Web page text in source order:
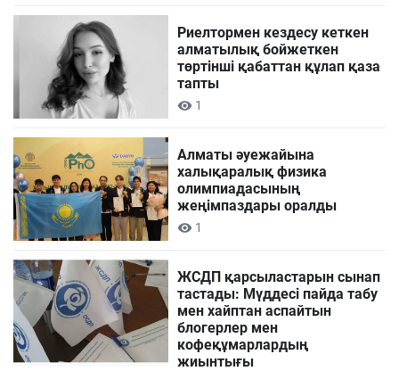
Риелтормен кездесу кеткен
алматылық бойжеткен
төртінші қабаттан құлап қаза
тапты
1
Алматы әуежайына
халықаралық физика
олимпиадасының
жеңімпаздары оралды
1
ЖСДП қарсыластарын сынап
тастады: Мүддесі пайда табу
мен хайптан аспайтын
блогерлер мен
кофеқұмарлардың
жиынтығы